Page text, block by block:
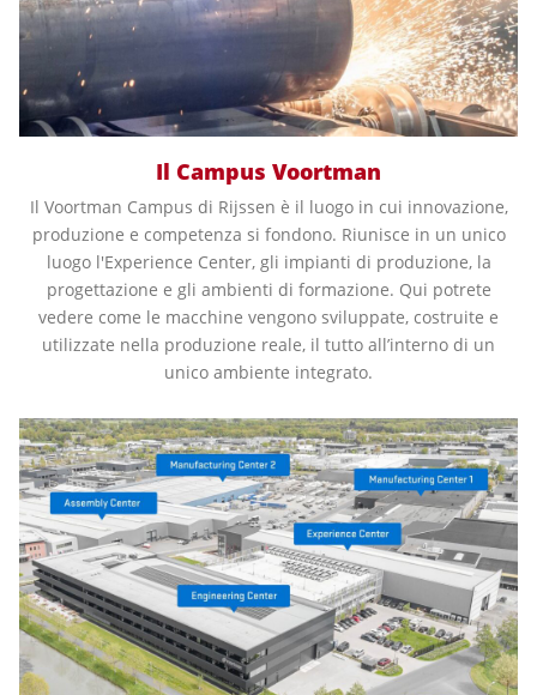
Il Campus Voortman
Il Voortman Campus di Rijssen è il luogo in cui innovazione,
produzione e competenza si fondono. Riunisce in un unico
luogo l'Experience Center, gli impianti di produzione, la
progettazione e gli ambienti di formazione. Qui potrete
vedere come le macchine vengono sviluppate, costruite e
utilizzate nella produzione reale, il tutto all’interno di un
unico ambiente integrato.